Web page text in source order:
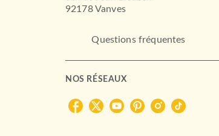
92178 Vanves
Questions fréquentes
NOS RÉSEAUX